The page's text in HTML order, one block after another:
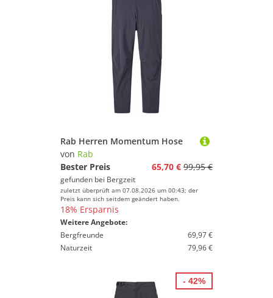
Rab Herren Momentum Hose
von Rab
Bester Preis
65,70 € 99,95 €
gefunden bei Bergzeit
zuletzt überprüft am 07.08.2026 um 00:43; der
Preis kann sich seitdem geändert haben.
18% Ersparnis
Weitere Angebote:
Bergfreunde
69,97 €
Naturzeit
79,96 €
- 42%